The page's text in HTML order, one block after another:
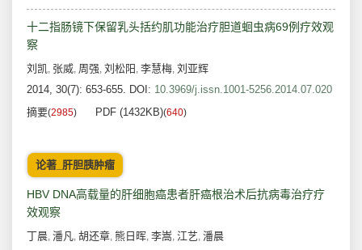
十二指肠镜下保留乳头括约肌功能治疗胆道蛔虫病69例疗效观
察
刘凯, 张威, 周强, 刘松阳 , 李慧梅, 刘亚辉
2014, 30(7): 653-655. DOI: 10.3969/j.issn.1001-5256.2014.07.020
摘要(2985) PDF (1432KB)(640)
论著_肝胆胰肿瘤
HBV DNA高载量的肝细胞癌患者肝癌根治术后抗病毒治疗疗
效观察
丁晨, 潘凡, 胡还章, 熊日晖, 李嵩, 江艺, 潘晨